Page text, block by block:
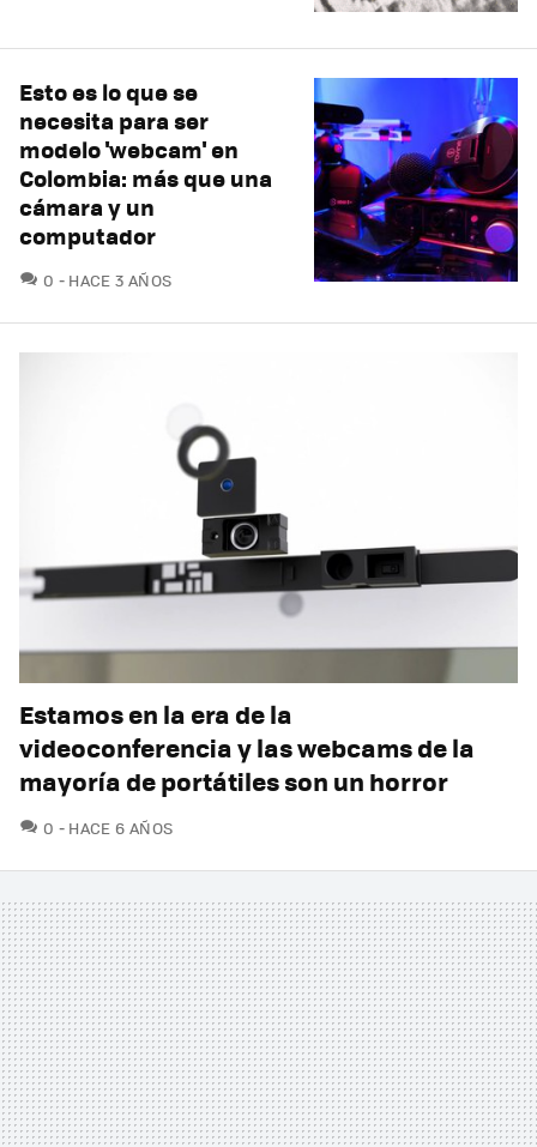
Esto es lo que se
necesita para ser
modelo 'webcam' en
Colombia: más que una
cámara y un
computador
0 COMENTARIOS
HACE 3 AÑOS
Estamos en la era de la
videoconferencia y las webcams de la
mayoría de portátiles son un horror
0 COMENTARIOS
HACE 6 AÑOS